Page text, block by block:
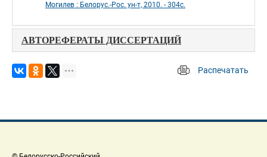
Могилев : Белорус.-Рос. ун-т, 2010. - 304с.
АВТОРЕФЕРАТЫ ДИССЕРТАЦИЙ
Распечатать